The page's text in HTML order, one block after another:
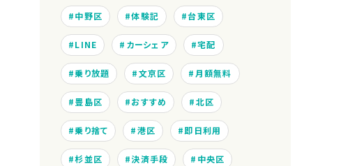
中野区 体験記 台東区
LINE カーシェア 宅配
乗り放題 文京区 月額無料
豊島区 おすすめ 北区
乗り捨て 港区 即日利用
杉並区 決済手段 中央区